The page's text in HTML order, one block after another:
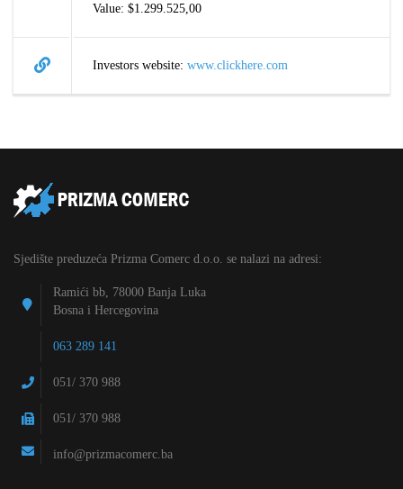
Value: $1.299.525,00
Investors website: www.clickhere.com
Sjedište preduzeća Prizma Comerc d.o.o. se nalazi na adresi:
Ramići bb, 78000 Banja Luka
Bosna i Hercegovina
063 289 141
051/ 370 988
051/ 370 988
info@prizmacomerc.ba